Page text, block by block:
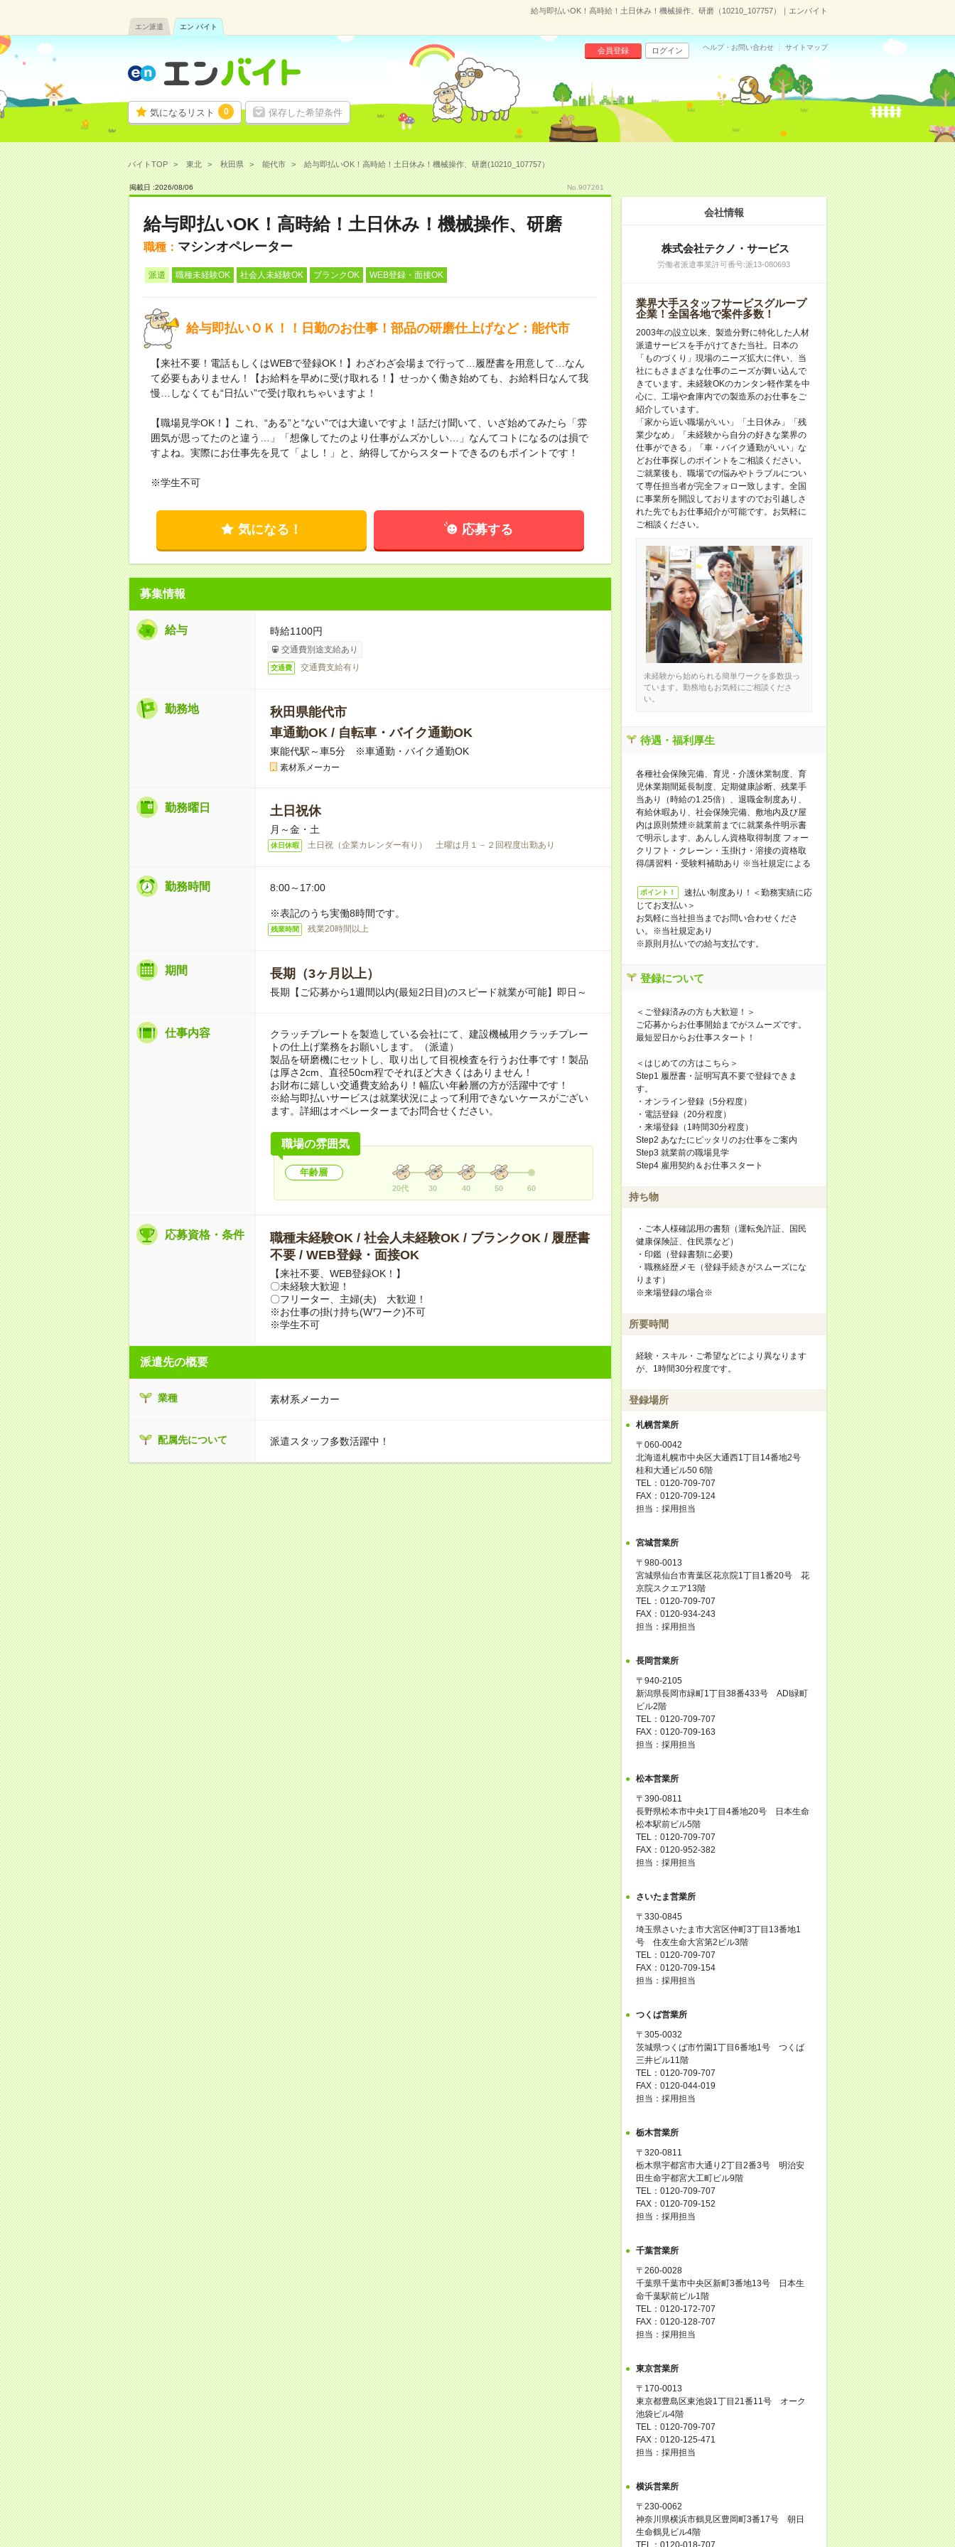
給与即払いOK！高時給！土日休み！機械操作、研磨（10210_107757）｜エンバイト
エン派遣 エン バイト
気になるリスト 0 保存した希望条件
会員登録 ログイン ヘルプ・お問い合わせ サイトマップ
バイトTOP 東北 秋田県 能代市 給与即払いOK！高時給！土日休み！機械操作、研磨(10210_107757）
掲載日 :2026/08/06 No.907261
給与即払いOK！高時給！土日休み！機械操作、研磨
職種： マシンオペレーター
派遣 職種未経験OK 社会人未経験OK ブランクOK WEB登録・面接OK
給与即払いＯＫ！！日勤のお仕事！部品の研磨仕上げなど：能代市
【来社不要！電話もしくはWEBで登録OK！】わざわざ会場まで行って…履歴書を用意して…なん
て必要もありません！【お給料を早めに受け取れる！】せっかく働き始めても、お給料日なんて我
慢…しなくても“日払い”で受け取れちゃいますよ！
【職場見学OK！】これ、“ある”と“ない”では大違いですよ！話だけ聞いて、いざ始めてみたら「雰
囲気が思ってたのと違う…」「想像してたのより仕事がムズかしい…」なんてコトになるのは損で
すよね。実際にお仕事先を見て「よし！」と、納得してからスタートできるのもポイントです！
※学生不可
気になる！ 応募する
募集情報
給与 時給1100円
交通費別途支給あり
交通費 交通費支給有り
勤務地
秋田県能代市
車通勤OK / 自転車・バイク通勤OK
東能代駅～車5分 ※車通勤・バイク通勤OK
素材系メーカー
勤務曜日 土日祝休
月～金・土
休日休暇 土日祝（企業カレンダー有り） 土曜は月１－２回程度出勤あり
勤務時間 8:00～17:00
※表記のうち実働8時間です。
残業時間 残業20時間以上
期間 長期（3ヶ月以上）
長期【ご応募から1週間以内(最短2日目)のスピード就業が可能】即日～
仕事内容
クラッチプレートを製造している会社にて、建設機械用クラッチプレー
トの仕上げ業務をお願いします。（派遣）
製品を研磨機にセットし、取り出して目視検査を行うお仕事です！製品
は厚さ2cm、直径50cm程でそれほど大きくはありません！
お財布に嬉しい交通費支給あり！幅広い年齢層の方が活躍中です！
※給与即払いサービスは就業状況によって利用できないケースがござい
ます。詳細はオペレーターまでお問合せください。
職場の雰囲気
年齢層
20代 30 40 50 60
応募資格・条件
職種未経験OK / 社会人未経験OK / ブランクOK / 履歴書
不要 / WEB登録・面接OK
【来社不要、WEB登録OK！】
〇未経験大歓迎！
〇フリーター、主婦(夫) 大歓迎！
※お仕事の掛け持ち(Wワーク)不可
※学生不可
派遣先の概要
業種 素材系メーカー
配属先について 派遣スタッフ多数活躍中！
会社情報
株式会社テクノ・サービス
労働者派遣事業許可番号:派13-080693
業界大手スタッフサービスグループ
企業！全国各地で案件多数！
2003年の設立以来、製造分野に特化した人材
派遣サービスを手がけてきた当社。日本の
「ものづくり」現場のニーズ拡大に伴い、当
社にもさまざまな仕事のニーズが舞い込んで
きています。未経験OKのカンタン軽作業を中
心に、工場や倉庫内での製造系のお仕事をご
紹介しています。
「家から近い職場がいい」「土日休み」「残
業少なめ」「未経験から自分の好きな業界の
仕事ができる」「車・バイク通勤がいい」な
どお仕事探しのポイントをご相談ください。
ご就業後も、職場での悩みやトラブルについ
て専任担当者が完全フォロー致します。全国
に事業所を開設しておりますのでお引越しさ
れた先でもお仕事紹介が可能です。お気軽に
ご相談ください。
未経験から始められる簡単ワークを多数扱っ
ています。勤務地もお気軽にご相談くださ
い。
待遇・福利厚生
各種社会保険完備、育児・介護休業制度、育
児休業期間延長制度、定期健康診断、残業手
当あり（時給の1.25倍）、退職金制度あり、
有給休暇あり、社会保険完備、敷地内及び屋
内は原則禁煙※就業前までに就業条件明示書
で明示します、あんしん資格取得制度 フォー
クリフト・クレーン・玉掛け・溶接の資格取
得/講習料・受験料補助あり ※当社規定による
ポイント！
速払い制度あり！＜勤務実績に応
じてお支払い＞
お気軽に当社担当までお問い合わせくださ
い。※当社規定あり
※原則月払いでの給与支払です。
登録について
＜ご登録済みの方も大歓迎！＞
ご応募からお仕事開始までがスムーズです。
最短翌日からお仕事スタート！
＜はじめての方はこちら＞
Step1 履歴書・証明写真不要で登録できま
す。
・オンライン登録（5分程度）
・電話登録（20分程度）
・来場登録（1時間30分程度）
Step2 あなたにピッタリのお仕事をご案内
Step3 就業前の職場見学
Step4 雇用契約＆お仕事スタート
持ち物
・ご本人様確認用の書類（運転免許証、国民
健康保険証、住民票など）
・印鑑（登録書類に必要)
・職務経歴メモ（登録手続きがスムーズにな
ります）
※来場登録の場合※
所要時間
経験・スキル・ご希望などにより異なります
が、1時間30分程度です。
登録場所
札幌営業所
〒060-0042
北海道札幌市中央区大通西1丁目14番地2号
桂和大通ビル50 6階
TEL：0120-709-707
FAX：0120-709-124
担当：採用担当
宮城営業所
〒980-0013
宮城県仙台市青葉区花京院1丁目1番20号 花
京院スクエア13階
TEL：0120-709-707
FAX：0120-934-243
担当：採用担当
長岡営業所
〒940-2105
新潟県長岡市緑町1丁目38番433号 ADI緑町
ビル2階
TEL：0120-709-707
FAX：0120-709-163
担当：採用担当
松本営業所
〒390-0811
長野県松本市中央1丁目4番地20号 日本生命
松本駅前ビル5階
TEL：0120-709-707
FAX：0120-952-382
担当：採用担当
さいたま営業所
〒330-0845
埼玉県さいたま市大宮区仲町3丁目13番地1
号 住友生命大宮第2ビル3階
TEL：0120-709-707
FAX：0120-709-154
担当：採用担当
つくば営業所
〒305-0032
茨城県つくば市竹園1丁目6番地1号 つくば
三井ビル11階
TEL：0120-709-707
FAX：0120-044-019
担当：採用担当
栃木営業所
〒320-0811
栃木県宇都宮市大通り2丁目2番3号 明治安
田生命宇都宮大工町ビル9階
TEL：0120-709-707
FAX：0120-709-152
担当：採用担当
千葉営業所
〒260-0028
千葉県千葉市中央区新町3番地13号 日本生
命千葉駅前ビル1階
TEL：0120-172-707
FAX：0120-128-707
担当：採用担当
東京営業所
〒170-0013
東京都豊島区東池袋1丁目21番11号 オーク
池袋ビル4階
TEL：0120-709-707
FAX：0120-125-471
担当：採用担当
横浜営業所
〒230-0062
神奈川県横浜市鶴見区豊岡町3番17号 朝日
生命鶴見ビル4階
TEL：0120-018-707